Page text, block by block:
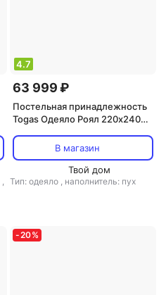
,
4.7
63 999 ₽
Постельная принадлежность
Togas Одеяло Роял 220х240
В магазин
Твой дом
Тип: одеяло , наполнитель: пух
-20%